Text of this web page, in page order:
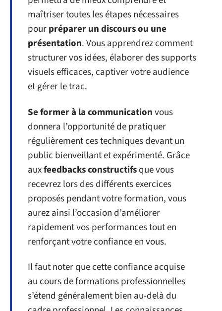
maîtriser toutes les étapes nécessaires
pourpréparer un discours ou une
présentation. Vous apprendrez comment
structurer vos idées, élaborer des supports
visuels efficaces, captiver votre audience
et gérer le trac.
Se former à la communicationvous
donnera l’opportunité de pratiquer
régulièrement ces techniques devant un
public bienveillant et expérimenté. Grâce
auxfeedbacks constructifsque vous
recevrez lors des différents exercices
proposés pendant votre formation, vous
aurez ainsi l’occasion d’améliorer
rapidement vos performances tout en
renforçant votre confiance en vous.
Il faut noter que cette confiance acquise
au cours de formations professionnelles
s’étend généralement bien au-delà du